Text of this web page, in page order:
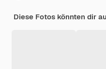
Diese Fotos könnten dir